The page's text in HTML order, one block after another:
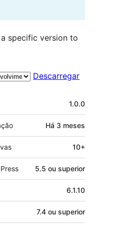
specific version to
Descarregar
1.0.0
Há 3 meses
10+
5.5 ou superior
6.1.10
7.4 ou superior